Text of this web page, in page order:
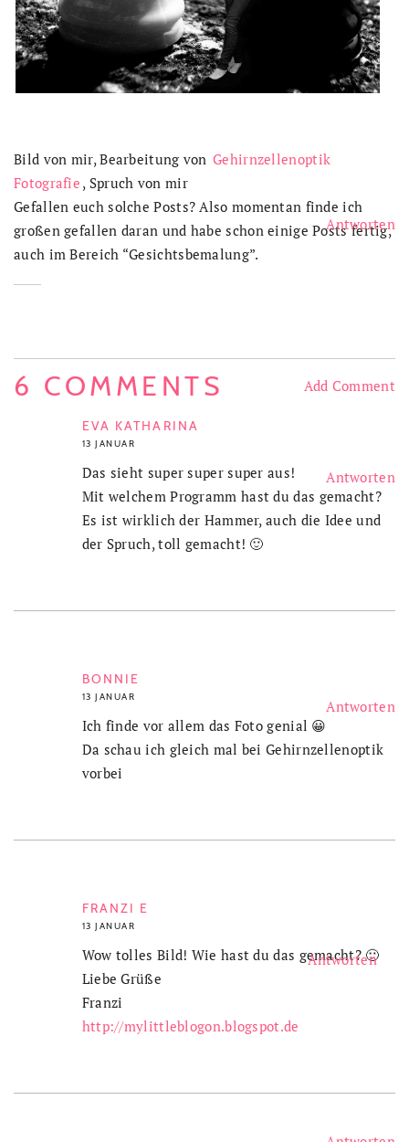
Bild von mir, Bearbeitung von Gehirnzellenoptik
Fotografie , Spruch von mir
Gefallen euch solche Posts? Also momentan finde ich
großen gefallen daran und habe schon einige Posts fertig,
auch im Bereich “Gesichtsbemalung”.
6 COMMENTS Add Comment
EVA KATHARINA
13 JANUAR
Antworten
Das sieht super super super aus!
Mit welchem Programm hast du das gemacht?
Es ist wirklich der Hammer, auch die Idee und
der Spruch, toll gemacht! 🙂
BONNIE
13 JANUAR
Antworten
Ich finde vor allem das Foto genial 😀
Da schau ich gleich mal bei Gehirnzellenoptik
vorbei
FRANZI E
13 JANUAR
Antworten
Wow tolles Bild! Wie hast du das gemacht? 🙂
Liebe Grüße
Franzi
http://mylittleblogon.blogspot.de
Antworten